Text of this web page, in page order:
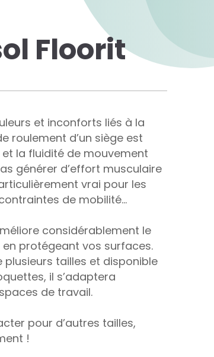
Floorit
et inconforts liés à la
roulement d’un siège est
la fluidité de mouvement
générer d’effort musculaire
vrai pour les
de mobilité…
considérablement le
protégeant vos surfaces.
tailles et disponible
il s’adaptera
de travail.
pour d’autres tailles,
!